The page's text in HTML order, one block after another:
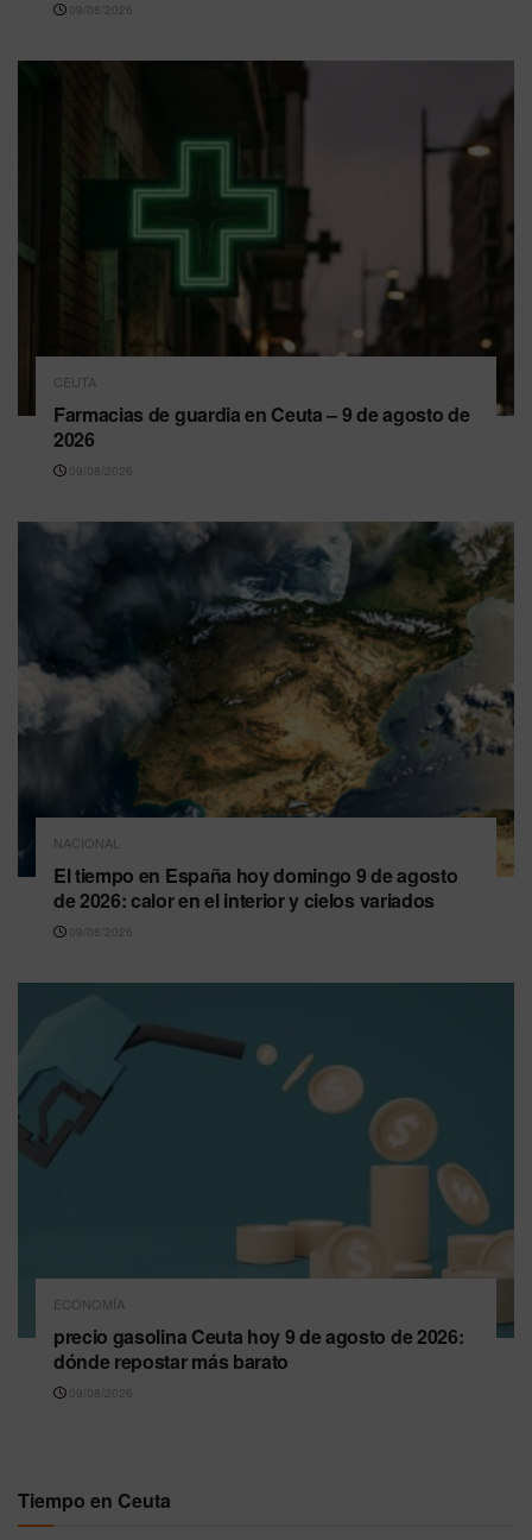
09/08/2026
CEUTA
Farmacias de guardia en Ceuta – 9 de agosto de
2026
09/08/2026
NACIONAL
El tiempo en España hoy domingo 9 de agosto
de 2026: calor en el interior y cielos variados
09/08/2026
ECONOMÍA
precio gasolina Ceuta hoy 9 de agosto de 2026:
dónde repostar más barato
09/08/2026
Tiempo en Ceuta